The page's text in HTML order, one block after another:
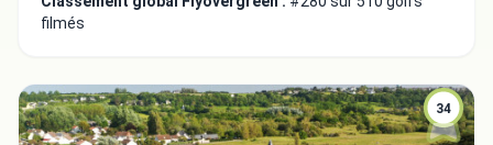
filmés
34